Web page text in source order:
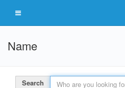
Name
Search